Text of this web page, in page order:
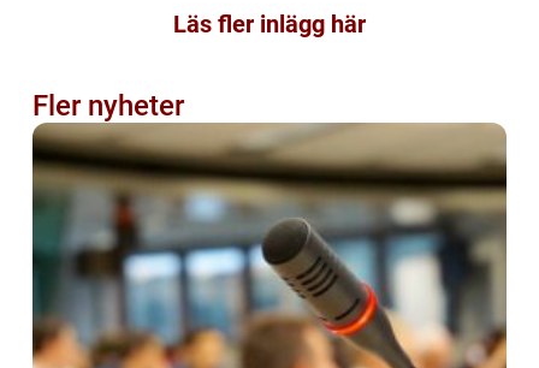
Läs fler inlägg här
Fler nyheter